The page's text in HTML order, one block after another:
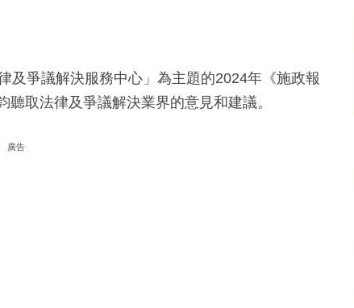
及爭議解決服務中心」為主題的2024年《施政報
取法律及爭議解決業界的意見和建議。
廣告